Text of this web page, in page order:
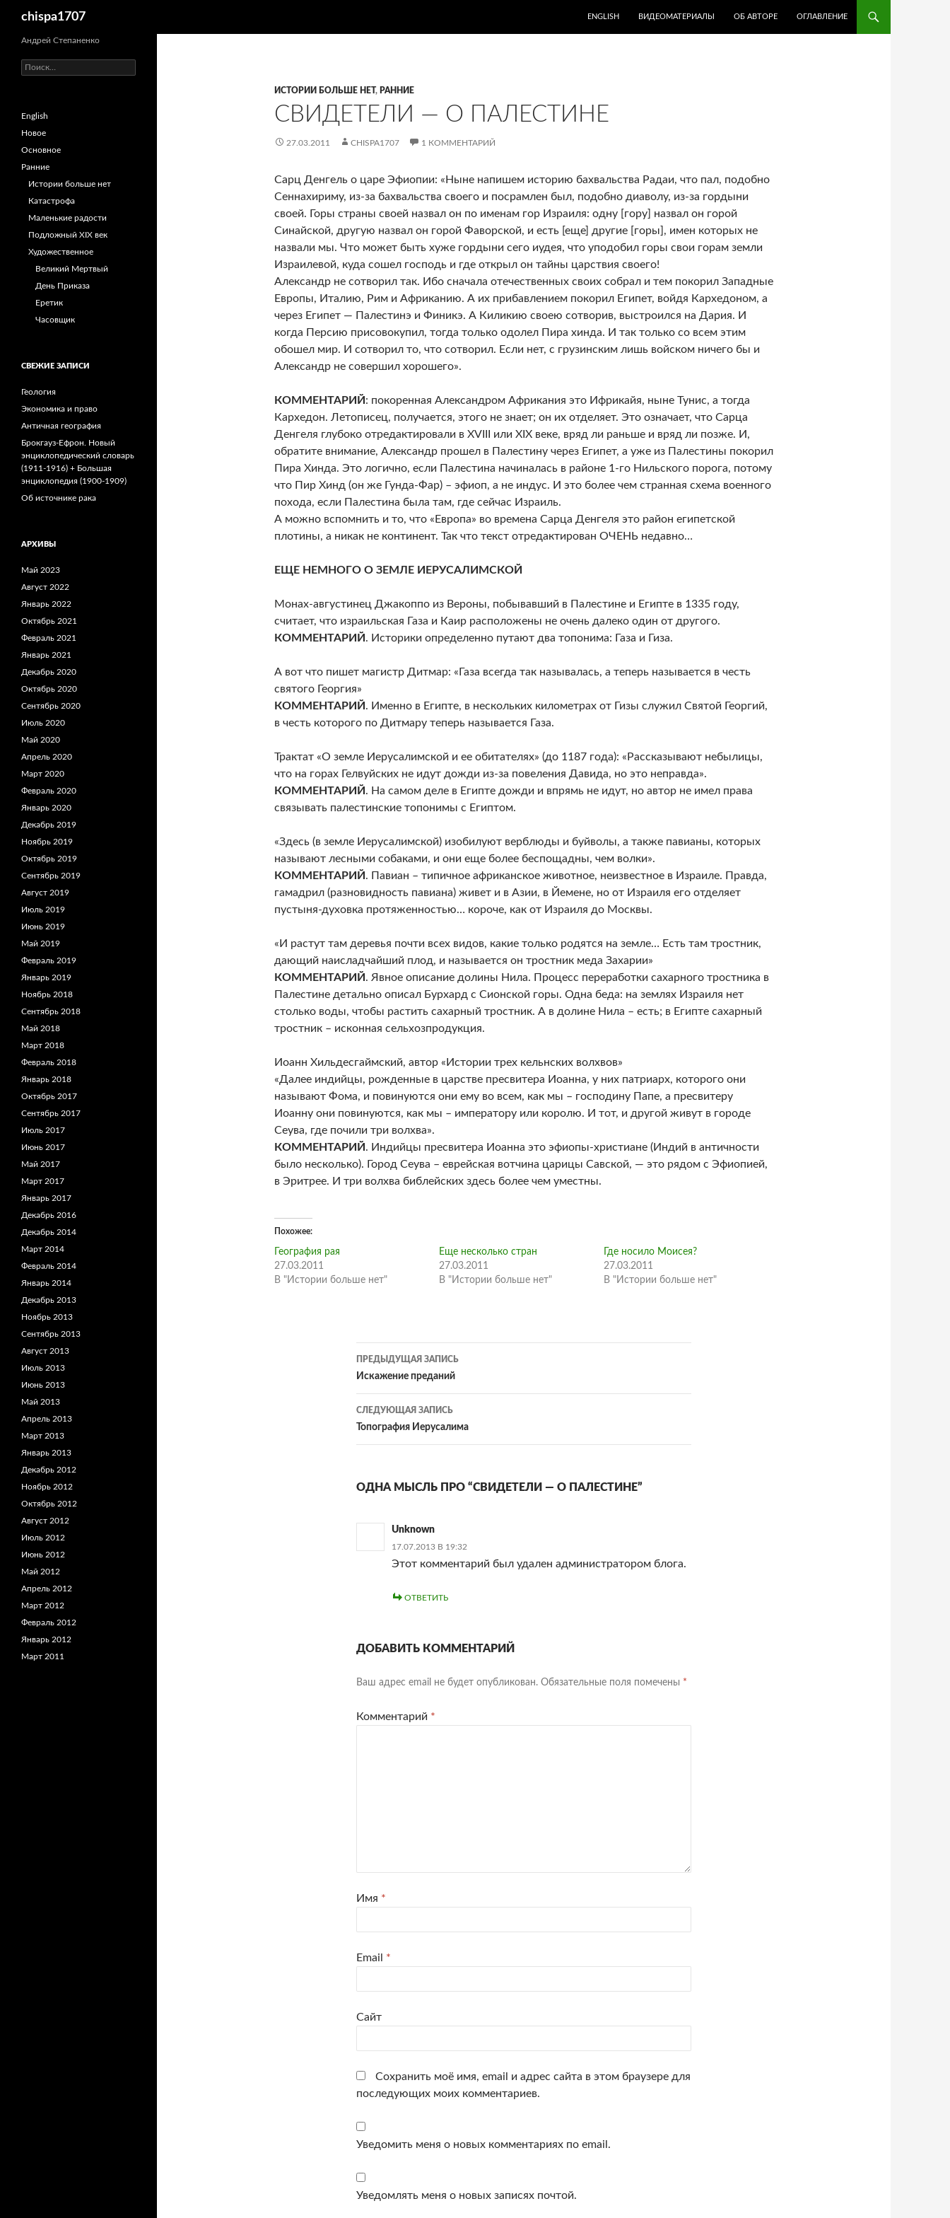
Перейти
содержимому
chispa1707 ENGLISH ВИДЕОМАТЕРИАЛЫ ОБ АВТОРЕ ОГЛАВЛЕНИЕ
ИСТОРИИ БОЛЬШЕ НЕТ, РАННИЕ
СВИДЕТЕЛИ — О ПАЛЕСТИНЕ
27.03.2011 CHISPA1707 1 КОММЕНТАРИЙ
Сарц Денгель о царе Эфиопии: «Ныне напишем историю бахвальства Радаи, что пал, подобно
Сеннахириму, из-за бахвальства своего и посрамлен был, подобно диаволу, из-за гордыни
своей. Горы страны своей назвал он по именам гор Израиля: одну [гору] назвал он горой
Синайской, другую назвал он горой Фаворской, и есть [еще] другие [горы], имен которых не
назвали мы. Что может быть хуже гордыни сего иудея, что уподобил горы свои горам земли
Израилевой, куда сошел господь и где открыл он тайны царствия своего!
Александр не сотворил так. Ибо сначала отечественных своих собрал и тем покорил Западные
Европы, Италию, Рим и Африканию. А их прибавлением покорил Египет, войдя Кархедоном, а
через Египет — Палестинэ и Финикэ. А Киликию своею сотворив, выстроился на Дария. И
когда Персию присовокупил, тогда только одолел Пира хинда. И так только со всем этим
обошел мир. И сотворил то, что сотворил. Если нет, с грузинским лишь войском ничего бы и
Александр не совершил хорошего».
КОММЕНТАРИЙ : покоренная Александром Африкания это Ифрикайя, ныне Тунис, а тогда
Кархедон. Летописец, получается, этого не знает; он их отделяет. Это означает, что Сарца
Денгеля глубоко отредактировали в XVIII или XIX веке, вряд ли раньше и вряд ли позже. И,
обратите внимание, Александр прошел в Палестину через Египет, а уже из Палестины покорил
Пира Хинда. Это логично, если Палестина начиналась в районе 1-го Нильского порога, потому
что Пир Хинд (он же Гунда-Фар) – эфиоп, а не индус. И это более чем странная схема военного
похода, если Палестина была там, где сейчас Израиль.
А можно вспомнить и то, что «Европа» во времена Сарца Денгеля это район египетской
плотины, а никак не континент. Так что текст отредактирован ОЧЕНЬ недавно…
ЕЩЕ НЕМНОГО О ЗЕМЛЕ ИЕРУСАЛИМСКОЙ
Монах-августинец Джакоппо из Вероны, побывавший в Палестине и Египте в 1335 году,
считает, что израильская Газа и Каир расположены не очень далеко один от другого.
КОММЕНТАРИЙ . Историки определенно путают два топонима: Газа и Гиза.
А вот что пишет магистр Дитмар: «Газа всегда так называлась, а теперь называется в честь
святого Георгия»
КОММЕНТАРИЙ . Именно в Египте, в нескольких километрах от Гизы служил Святой Георгий,
в честь которого по Дитмару теперь называется Газа.
Трактат «О земле Иерусалимской и ее обитателях» (до 1187 года): «Рассказывают небылицы,
что на горах Гелвуйских не идут дожди из-за повеления Давида, но это неправда».
КОММЕНТАРИЙ . На самом деле в Египте дожди и впрямь не идут, но автор не имел права
связывать палестинские топонимы с Египтом.
«Здесь (в земле Иерусалимской) изобилуют верблюды и буйволы, а также павианы, которых
называют лесными собаками, и они еще более беспощадны, чем волки».
КОММЕНТАРИЙ . Павиан – типичное африканское животное, неизвестное в Израиле. Правда,
гамадрил (разновидность павиана) живет и в Азии, в Йемене, но от Израиля его отделяет
пустыня-духовка протяженностью… короче, как от Израиля до Москвы.
«И растут там деревья почти всех видов, какие только родятся на земле… Есть там тростник,
дающий наисладчайший плод, и называется он тростник меда Захарии»
КОММЕНТАРИЙ . Явное описание долины Нила. Процесс переработки сахарного тростника в
Палестине детально описал Бурхард с Сионской горы. Одна беда: на землях Израиля нет
столько воды, чтобы растить сахарный тростник. А в долине Нила – есть; в Египте сахарный
тростник – исконная сельхозпродукция.
Иоанн Хильдесгаймский, автор «Истории трех кельнских волхвов»
«Далее индийцы, рожденные в царстве пресвитера Иоанна, у них патриарх, которого они
называют Фома, и повинуются они ему во всем, как мы – господину Папе, а пресвитеру
Иоанну они повинуются, как мы – императору или королю. И тот, и другой живут в городе
Сеува, где почили три волхва».
КОММЕНТАРИЙ . Индийцы пресвитера Иоанна это эфиопы-христиане (Индий в античности
было несколько). Город Сеува – еврейская вотчина царицы Савской, — это рядом с Эфиопией,
в Эритрее. И три волхва библейских здесь более чем уместны.
Похожее
География рая
27.03.2011
В "Истории больше нет"
Еще несколько стран
27.03.2011
В "Истории больше нет"
Где носило Моисея?
27.03.2011
В "Истории больше нет"
Навигация
по
записям
ПРЕДЫДУЩАЯ ЗАПИСЬ
Искажение преданий
СЛЕДУЮЩАЯ ЗАПИСЬ
Топография Иерусалима
ОДНА МЫСЛЬ ПРО “СВИДЕТЕЛИ — О ПАЛЕСТИНЕ”
Unknown
17.07.2013 В 19:32
Этот комментарий был удален администратором блога.
ОТВЕТИТЬ
ДОБАВИТЬ КОММЕНТАРИЙ
Ваш адрес email не будет опубликован. Обязательные поля помечены *
Комментарий *
Имя *
Email *
Сайт
Сохранить моё имя, email и адрес сайта в этом браузере для
последующих моих комментариев.
Уведомить меня о новых комментариях по email.
Уведомлять меня о новых записях почтой.
Андрей Степаненко
Найти:
English
Новое
Основное
Ранние
Истории больше нет
Катастрофа
Маленькие радости
Подложный XIX век
Художественное
Великий Мертвый
День Приказа
Еретик
Часовщик
СВЕЖИЕ ЗАПИСИ
Геология
Экономика и право
Античная география
Брокгауз-Ефрон. Новый
энциклопедический словарь
(1911-1916) + Большая
энциклопедия (1900-1909)
Об источнике рака
АРХИВЫ
Май 2023
Август 2022
Январь 2022
Октябрь 2021
Февраль 2021
Январь 2021
Декабрь 2020
Октябрь 2020
Сентябрь 2020
Июль 2020
Май 2020
Апрель 2020
Март 2020
Февраль 2020
Январь 2020
Декабрь 2019
Ноябрь 2019
Октябрь 2019
Сентябрь 2019
Август 2019
Июль 2019
Июнь 2019
Май 2019
Февраль 2019
Январь 2019
Ноябрь 2018
Сентябрь 2018
Май 2018
Март 2018
Февраль 2018
Январь 2018
Октябрь 2017
Сентябрь 2017
Июль 2017
Июнь 2017
Май 2017
Март 2017
Январь 2017
Декабрь 2016
Декабрь 2014
Март 2014
Февраль 2014
Январь 2014
Декабрь 2013
Ноябрь 2013
Сентябрь 2013
Август 2013
Июль 2013
Июнь 2013
Май 2013
Апрель 2013
Март 2013
Январь 2013
Декабрь 2012
Ноябрь 2012
Октябрь 2012
Август 2012
Июль 2012
Июнь 2012
Май 2012
Апрель 2012
Март 2012
Февраль 2012
Январь 2012
Март 2011